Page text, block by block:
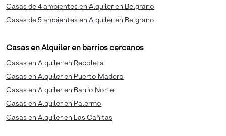
Casas de 4 ambientes en Alquiler en Belgrano
Casas de 5 ambientes en Alquiler en Belgrano
Casas en Alquiler en barrios cercanos
Casas en Alquiler en Recoleta
Casas en Alquiler en Puerto Madero
Casas en Alquiler en Barrio Norte
Casas en Alquiler en Palermo
Casas en Alquiler en Las Cañitas